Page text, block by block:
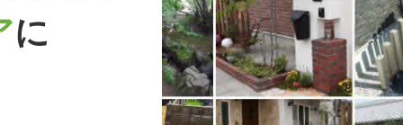
に